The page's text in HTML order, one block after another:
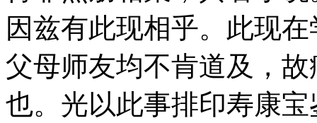
因兹有此现相乎。此现
父母师友均不肯道及，
也。光以此事排印寿康